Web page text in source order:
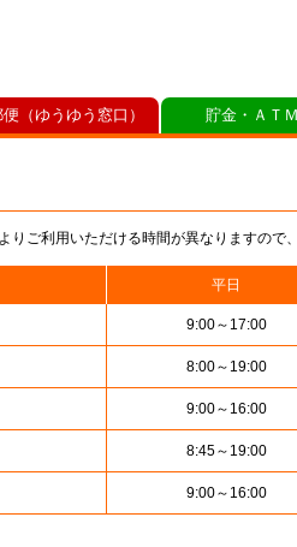
りご利用いただける時間が異なりますので
平日
9:00～17:00
8:00～19:00
9:00～16:00
8:45～19:00
9:00～16:00
便（ゆうゆう窓口） 貯金・ＡＴ